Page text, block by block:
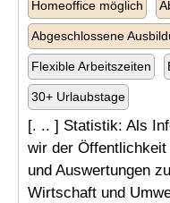
Homeoffice möglich
Abgeschlossene
Flexible Arbeitszeiten
30+ Urlaubstage
[. .. ] Statistik: Als
wir der
und Auswertungen
Wirtschaft und